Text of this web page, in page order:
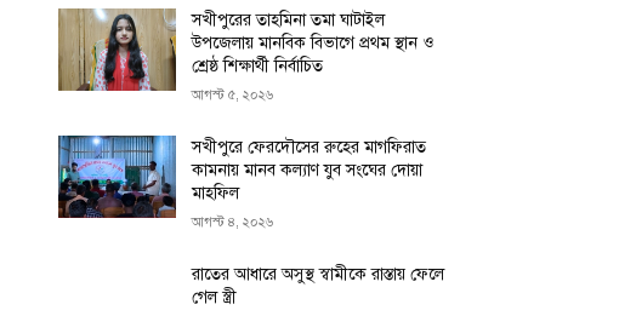
সখীপুরের তাহমিনা তমা ঘাটাইল
উপজেলায় মানবিক বিভাগে প্রথম স্থান ও
শ্রেষ্ঠ শিক্ষার্থী নির্বাচিত
আগস্ট ৫, ২০২৬
সখীপুরে ফেরদৌসের রুহের মাগফিরাত
কামনায় মানব কল্যাণ যুব সংঘের দোয়া
মাহফিল
আগস্ট ৪, ২০২৬
রাতের আধারে অসুস্থ স্বামীকে রাস্তায় ফেলে
গেল স্ত্রী